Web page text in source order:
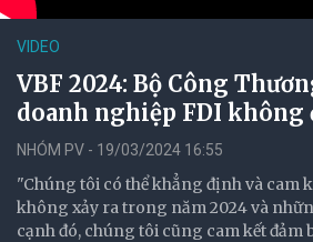
VIDEO
VBF 2024: Bộ Công
doanh nghiệp FDI không
NHÓM PV - 19/03/2024 16:55
"Chúng tôi có thể khẳng định và cam
không xảy ra trong năm 2024 và
cạnh đó, chúng tôi cũng cam kết đảm